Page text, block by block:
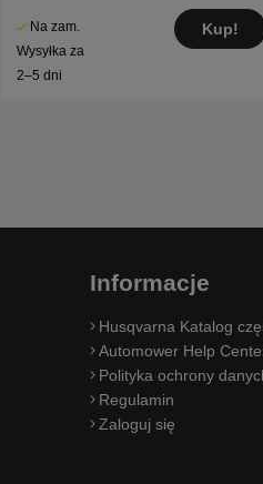
Na zam.
Wysyłka za
2–5 dni
Kup!
Informacje
Husqvarna Katalog
Automower Help
Polityka ochrony
Regulamin
Zaloguj się